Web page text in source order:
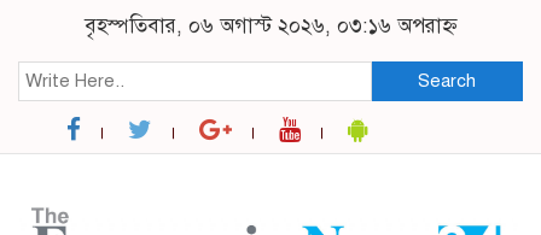
বৃহস্পতিবার, ০৬ অগাস্ট ২০২৬, ০৩:১৬ অপরাহ্ন
Search